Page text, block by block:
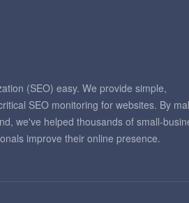
(SEO) easy. We provide simple,
SEO monitoring for websites. By
we've helped thousands of small-
improve their online presence.